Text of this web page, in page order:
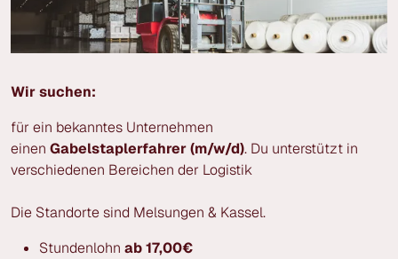
Wir suchen:
für ein bekanntes Unternehmen
einen Gabelstaplerfahrer(m/w/d). Du unterstützt in
verschiedenen Bereichen der Logistik
Die Standorte sind Melsungen & Kassel.
Stundenlohn ab 17,00€